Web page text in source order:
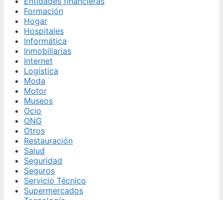
Formación
Hogar
Hospitales
Informática
Inmobiliarias
Internet
Logística
Moda
Motor
Museos
Ocio
ONG
Otros
Restauración
Salud
Seguridad
Seguros
Servicio Técnico
Supermercados